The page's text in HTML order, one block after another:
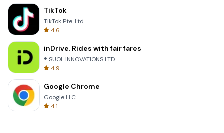
TikTok
TikTok Pte. Ltd.
4.6
inDrive. Rides with fair fares
® SUOL INNOVATIONS LTD
4.9
Google Chrome
Google LLC
4.1